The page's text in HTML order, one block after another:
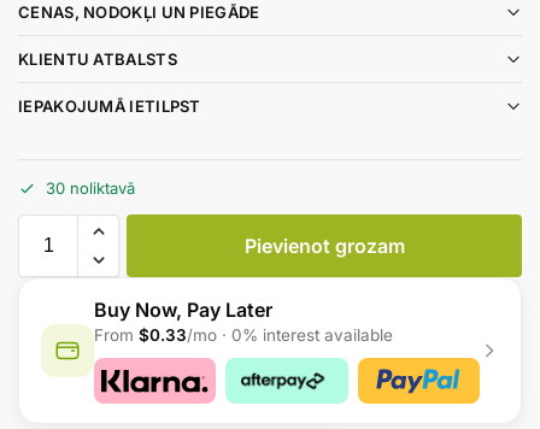
CENAS, NODOKĻI UN PIEGĀDE
KLIENTU ATBALSTS
IEPAKOJUMĀ IETILPST
30 noliktavā
Pievienot grozam
Buy Now, Pay Later
From $0.33/mo · 0% interest available